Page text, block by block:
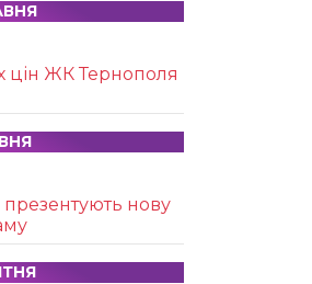
цін ЖК Тернополя
презентують нову